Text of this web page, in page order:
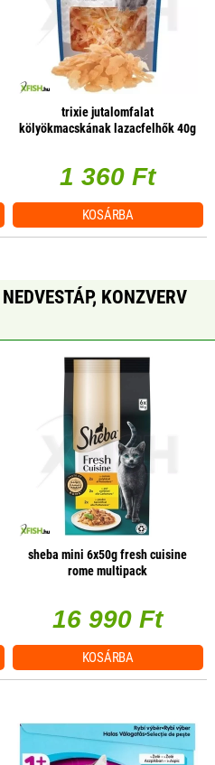
trixie jutalomfalat
kölyökmacskának lazacfelhők 40g
1 360 Ft
KOSÁRBA
KONZVERV
sheba mini 6x50g fresh cuisine
rome multipack
16 990 Ft
KOSÁRBA